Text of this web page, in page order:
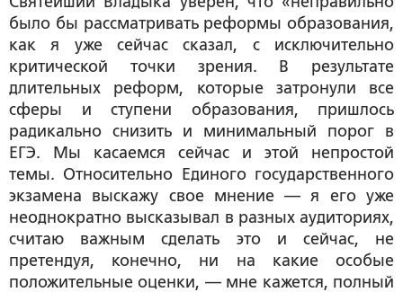
было бы рассматривать реформы образования,
как я уже сейчас сказал, с исключительно
критической точки зрения. В результате
длительных реформ, которые затронули все
сферы и ступени образования, пришлось
радикально снизить и минимальный порог в
ЕГЭ. Мы касаемся сейчас и этой непростой
темы. Относительно Единого государственного
экзамена выскажу свое мнение — я его уже
неоднократно высказывал в разных аудиториях,
считаю важным сделать это и сейчас, не
претендуя, конечно, ни на какие особые
положительные оценки, — мне кажется, полный